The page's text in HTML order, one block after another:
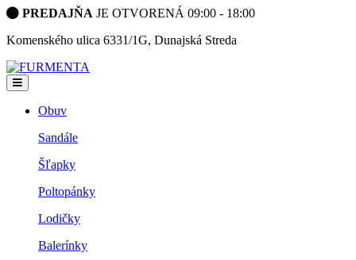
PREDAJŇA JE OTVORENÁ 09:00 - 18:00
Komenského ulica 6331/1G, Dunajská Streda
Obuv
Sandále
Šľapky
Poltopánky
Lodičky
Balerínky